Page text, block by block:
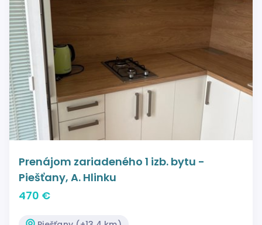
Prenájom zariadeného 1 izb. bytu -
Piešťany, A. Hlinku
470 €